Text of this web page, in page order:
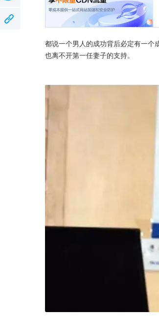
都说一个男人的成功背后必定有一个
也离不开第一任妻子的支持。